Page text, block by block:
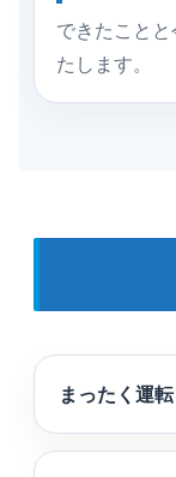
できたこと
たします。
まったく運